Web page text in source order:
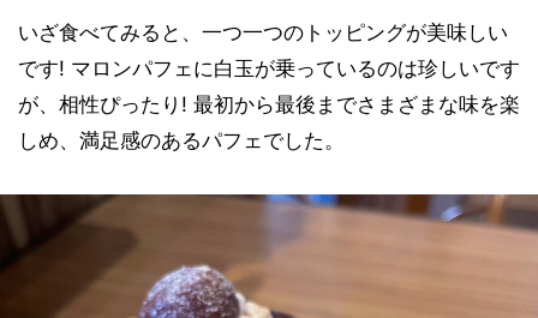
いざ食べてみると、一つ一つのトッピングが美味しい
です! マロンパフェに白玉が乗っているのは珍しいです
が、相性ぴったり! 最初から最後までさまざまな味を楽
しめ、満足感のあるパフェでした。